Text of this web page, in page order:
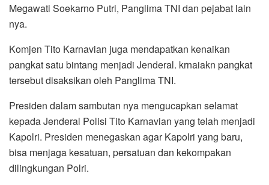
Megawati Soekarno Putri, Panglima TNI dan pejabat lain
nya.
Komjen Tito Karnavian juga mendapatkan kenaikan
pangkat satu bintang menjadi Jenderal. krnaiakn pangkat
tersebut disaksikan oleh Panglima TNI.
Presiden dalam sambutan nya mengucapkan selamat
kepada Jenderal Polisi Tito Karnavian yang telah menjadi
Kapolri. Presiden menegaskan agar Kapolri yang baru,
bisa menjaga kesatuan, persatuan dan kekompakan
dilingkungan Polri.